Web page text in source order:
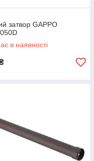
затвор GAPPO
в наявності